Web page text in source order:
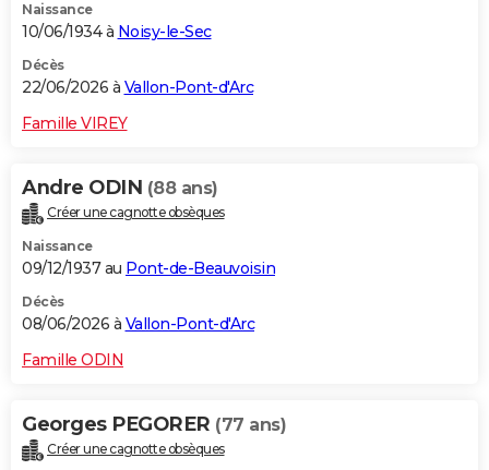
Naissance
10/06/1934 à Noisy-le-Sec
Décès
22/06/2026 à Vallon-Pont-d'Arc
Famille VIREY
Andre ODIN (88 ans)
Créer une cagnotte obsèques
Naissance
09/12/1937 au Pont-de-Beauvoisin
Décès
08/06/2026 à Vallon-Pont-d'Arc
Famille ODIN
Georges PEGORER (77 ans)
Créer une cagnotte obsèques